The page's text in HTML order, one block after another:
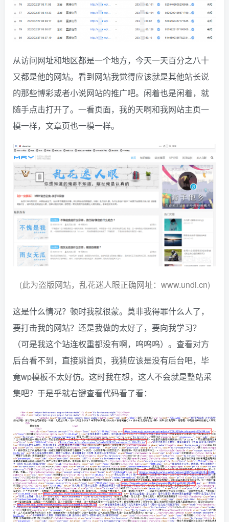
从访问网址和地区都是一个地方，今天一天百分之八十
又都是他的网站。看到网站我觉得应该就是其他站长说
的那些博彩或者小说网站的推广吧。闲着也是闲着，就
随手点击打开了。一看页面，我的天啊和我网站主页一
模一样，文章页也一模一样。
(此为盗版网站，乱花迷人眼正确网址：www.undi.cn)
这是什么情况？顿时我就很蒙。莫非我得罪什么人了，
要打击我的网站？还是我做的太好了，要向我学习？
（可是我这个站连权重都没有啊，呜呜呜）。查看对方
后台看不到，直接跳首页，我猜应该是没有后台吧，毕
竟wp模板不太好仿。这时我在想，这人不会就是整站采
集吧？于是乎就右键查看代码看了看：